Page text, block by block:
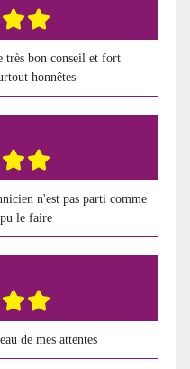
très bon conseil et fort
honnêtes
n'est pas parti comme
le faire
de mes attentes